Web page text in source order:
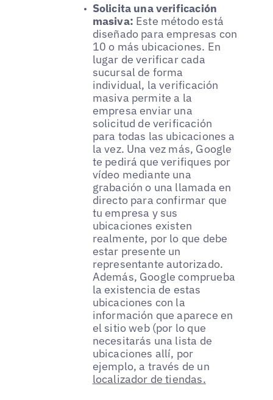
Solicita una verificación
masiva: Este método está
diseñado para empresas con
10 o más ubicaciones. En
lugar de verificar cada
sucursal de forma
individual, la verificación
masiva permite a la
empresa enviar una
solicitud de verificación
para todas las ubicaciones a
la vez. Una vez más, Google
te pedirá que verifiques por
vídeo mediante una
grabación o una llamada en
directo para confirmar que
tu empresa y sus
ubicaciones existen
realmente, por lo que debe
estar presente un
representante autorizado.
Además, Google comprueba
la existencia de estas
ubicaciones con la
información que aparece en
el sitio web (por lo que
necesitarás una lista de
ubicaciones allí, por
ejemplo, a través de un
localizador de tiendas.